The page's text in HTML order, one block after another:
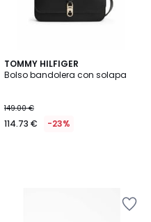
TOMMY HILFIGER
Bolso bandolera con solapa
149.00 €
114.73 € -23%